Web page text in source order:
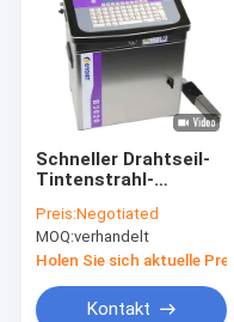
Schneller Drahtseil-
Tintenstrahl-
Drucker der
Tintenstrahl-
Druckmaschinen-
hohen
Geschwindigkeit
Preis:Negotiated
MOQ:verhandelt
Holen Sie sich aktuelle Preis
Kontakt